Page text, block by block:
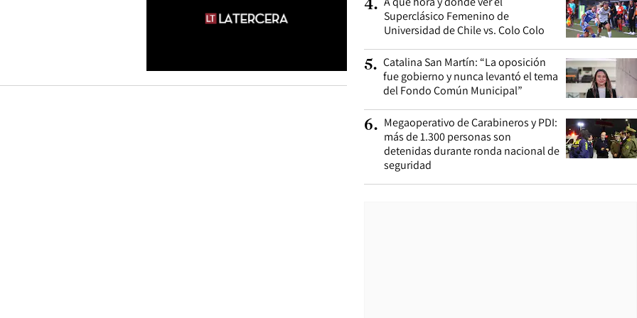
4.
Superclásico Femenino de
Universidad de Chile vs. Colo Colo
5. Catalina San Martín: “La oposición
fue gobierno y nunca levantó el tema
del Fondo Común Municipal”
6. Megaoperativo de Carabineros y PDI:
más de 1.300 personas son
detenidas durante ronda nacional de
seguridad